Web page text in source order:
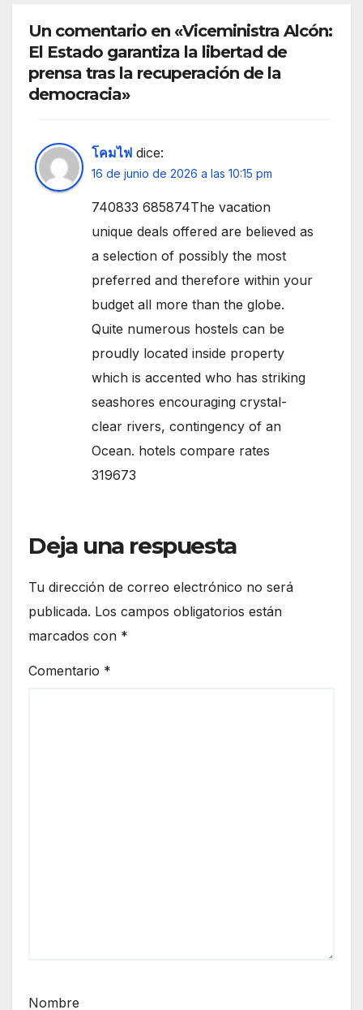
Un comentario en «Viceministra Alcón:
El Estado garantiza la libertad de
prensa tras la recuperación de la
democracia»
โคมไฟ dice:
16 de junio de 2026 a las 10:15 pm
740833 685874The vacation
unique deals offered are believed as
a selection of possibly the most
preferred and therefore within your
budget all more than the globe.
Quite numerous hostels can be
proudly located inside property
which is accented who has striking
seashores encouraging crystal-
clear rivers, contingency of an
Ocean. hotels compare rates
319673
Deja una respuesta
Tu dirección de correo electrónico no será
publicada. Los campos obligatorios están
marcados con *
Comentario *
Nombre